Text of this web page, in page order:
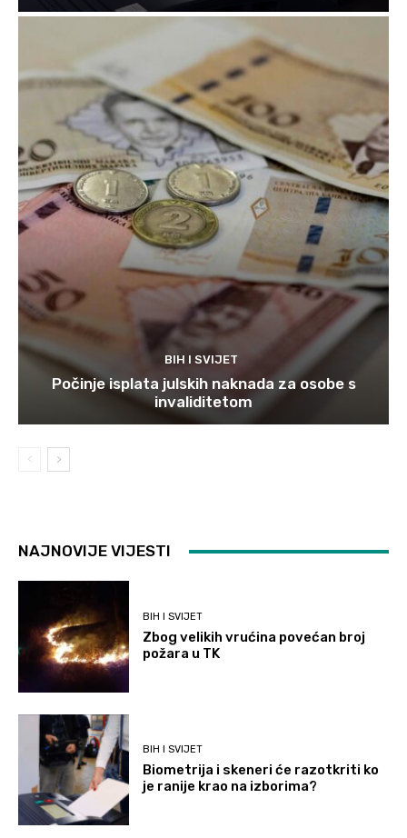
BIH I SVIJET
Počinje isplata julskih naknada za osobe s
invaliditetom
NAJNOVIJE VIJESTI
BIH I SVIJET
Zbog velikih vrućina povećan broj
požara u TK
BIH I SVIJET
Biometrija i skeneri će razotkriti ko
je ranije krao na izborima?